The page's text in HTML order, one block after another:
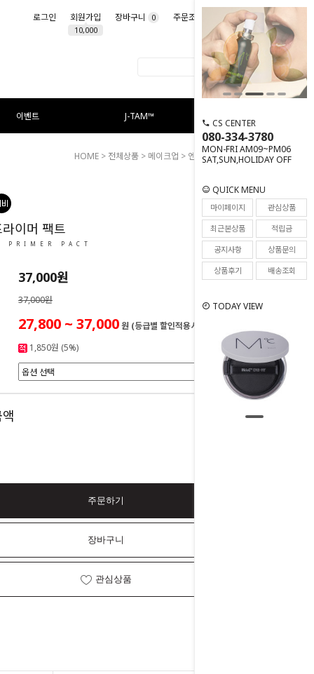
로그인 회원가입
10,000
장바구니 0 주문조회 마이페이지
이벤트 J-TAM™
CS CENTER
080-334-3780
MON-FRI AM09~PM06
SAT,SUN,HOLIDAY OFF
QUICK MENU
마이페이지
관심상품
최근본상품
적립금
공지사항
상품문의
상품후기
배송조회
TODAY VIEW
HOME > 전체상품 > 메이크업 > 엔드 핏 프라이머 팩트
18
이머 팩트
PRIMER PACT
37,000원
37,000원
27,800 ~ 37,000원 (등급별 할인적용시)
1,850원 (5%)
0원
주문하기
장바구니
관심상품